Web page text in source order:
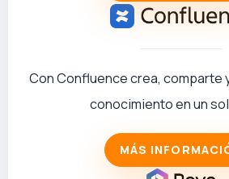
Con Confluence crea, comparte
conocimiento en un
MÁS